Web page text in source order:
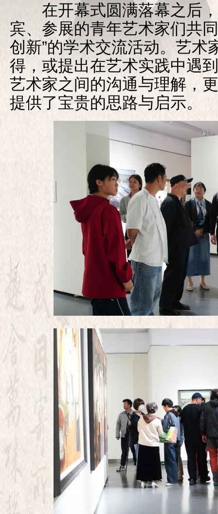
在开幕式圆满落幕之后，
宾、参展的青年艺术家们共
创新”的学术交流活动。艺术
得，或提出在艺术实践中遇
艺术家之间的沟通与理解，
提供了宝贵的思路与启示。